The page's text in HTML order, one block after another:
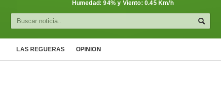
Cultura
Humedad: 94% y Viento: 0.45 Km/h
LAS REGUERAS OPINION